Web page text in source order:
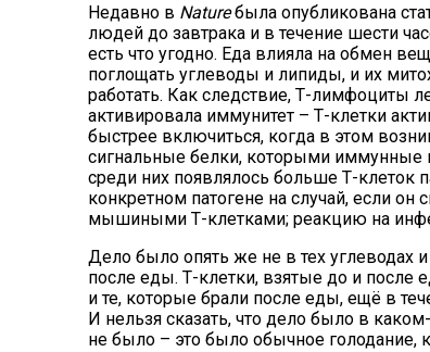
Недавно в Natureбыла опубликована
людей до завтрака и в течение шести
есть что угодно. Еда влияла на обмен
поглощать углеводы и липиды, и их
работать. Как следствие, Т-лимфоциты
активировала иммунитет – Т-клетки
быстрее включиться, когда в этом
сигнальные белки, которыми иммунные
среди них появлялось больше Т-
конкретном патогене на случай, если
мышиными Т-клетками; реакцию на
Дело было опять же не в тех углеводах
после еды. Т-клетки, взятые до и после
и те, которые брали после еды, ещё в
И нельзя сказать, что дело было в
не было – это было обычное голодание,